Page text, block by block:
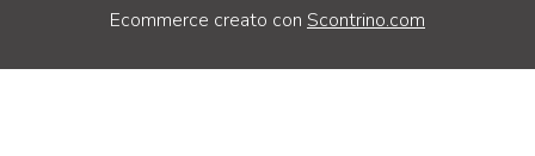
Ecommerce creato con Scontrino.com